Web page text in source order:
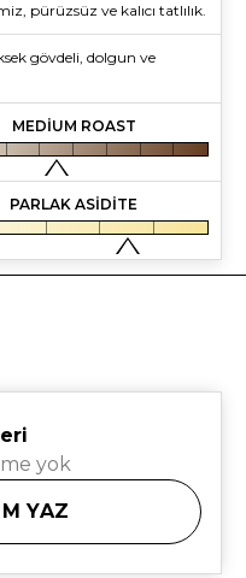
pürüzsüz ve kalıcı tatlılık.
gövdeli, dolgun ve
yok
YAZ